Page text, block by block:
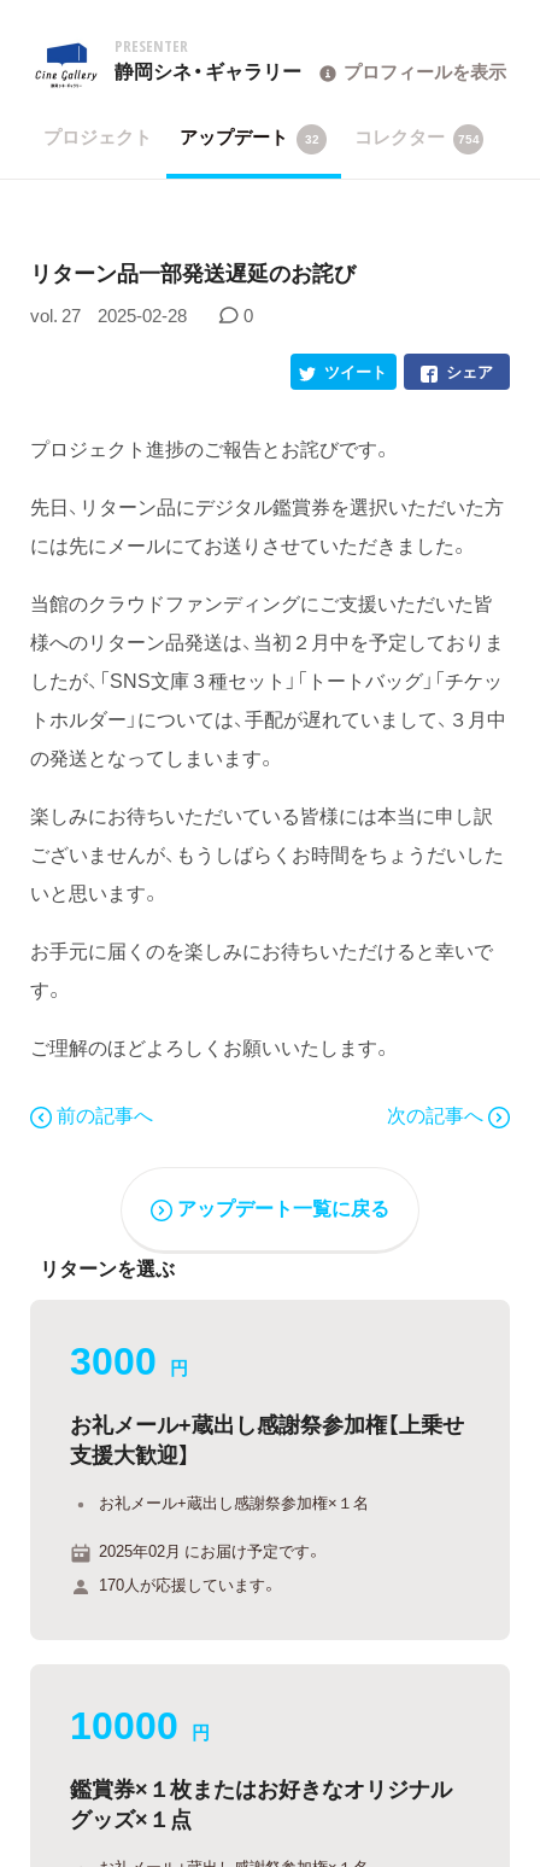
PRESENTER
静岡シネ・ギャラリー プロフィールを表示
プロジェクト アップデート 32 コレクター 754
​リターン品一部発送遅延のお詫び
vol. 27 2025-02-28 0
シェア
ツイート
プロジェクト進捗のご報告とお詫びです。
先日、リターン品にデジタル鑑賞券を選択いただいた方
には先にメールにてお送りさせていただきました。
当館のクラウドファンディングにご支援いただいた皆
様へのリターン品発送は、当初２月中を予定しておりま
したが、「SNS文庫３種セット」「トートバッグ」「チケッ
トホルダー」については、手配が遅れていまして、３月中
の発送となってしまいます。
楽しみにお待ちいただいている皆様には本当に申し訳
ございませんが、もうしばらくお時間をちょうだいした
いと思います。
お手元に届くのを楽しみにお待ちいただけると幸いで
す。
ご理解のほどよろしくお願いいたします。
前の記事へ 次の記事へ
アップデート一覧に戻る
リターンを選ぶ
3000 円
お礼メール+蔵出し感謝祭参加権【上乗せ
支援大歓迎】
お礼メール+蔵出し感謝祭参加権×１名
2025年02月 にお届け予定です。
170人が応援しています。
10000 円
鑑賞券×１枚またはお好きなオリジナル
グッズ×１点